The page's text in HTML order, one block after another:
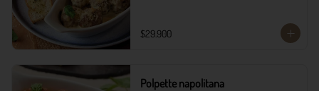
$29.900
Polpette napolitana